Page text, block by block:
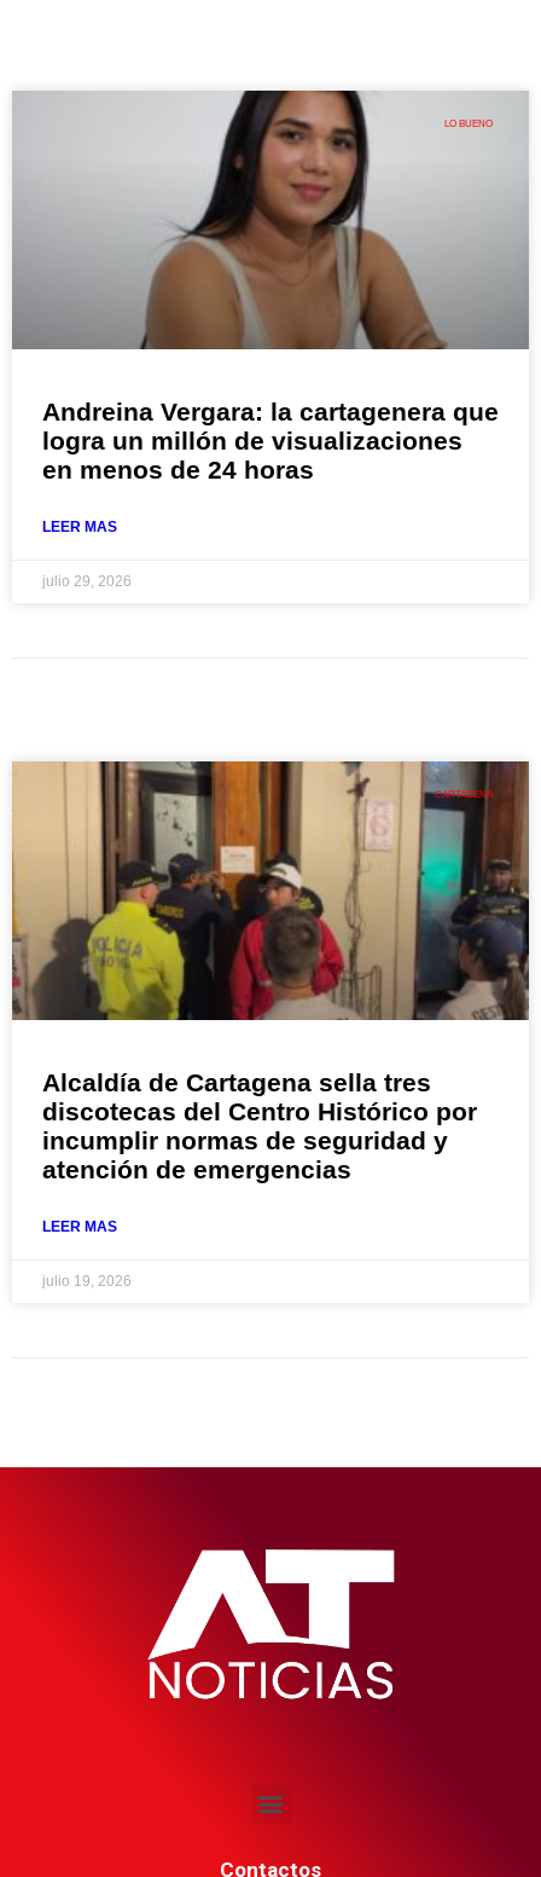
LO BUENO
Andreina Vergara: la cartagenera que
logra un millón de visualizaciones
en menos de 24 horas
LEER MAS
julio 29, 2026
CARTAGENA
Alcaldía de Cartagena sella tres
discotecas del Centro Histórico por
incumplir normas de seguridad y
atención de emergencias
LEER MAS
julio 19, 2026
Contactos